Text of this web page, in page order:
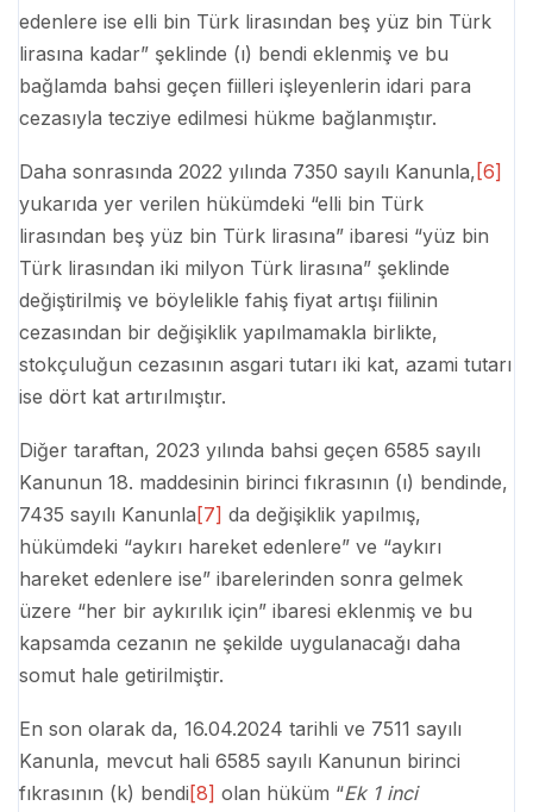
edenlere ise elli bin Türk lirasından beş yüz bin Türk
lirasına kadar” şeklinde (ı) bendi eklenmiş ve bu
bağlamda bahsi geçen fiilleri işleyenlerin idari para
cezasıyla tecziye edilmesi hükme bağlanmıştır.
Daha sonrasında 2022 yılında 7350 sayılı Kanunla, [6]
yukarıda yer verilen hükümdeki “elli bin Türk
lirasından beş yüz bin Türk lirasına” ibaresi “yüz bin
Türk lirasından iki milyon Türk lirasına” şeklinde
değiştirilmiş ve böylelikle fahiş fiyat artışı fiilinin
cezasından bir değişiklik yapılmamakla birlikte,
stokçuluğun cezasının asgari tutarı iki kat, azami tutarı
ise dört kat artırılmıştır.
Diğer taraftan, 2023 yılında bahsi geçen 6585 sayılı
Kanunun 18. maddesinin birinci fıkrasının (ı) bendinde,
7435 sayılı Kanunla [7] da değişiklik yapılmış,
hükümdeki “aykırı hareket edenlere” ve “aykırı
hareket edenlere ise” ibarelerinden sonra gelmek
üzere “her bir aykırılık için” ibaresi eklenmiş ve bu
kapsamda cezanın ne şekilde uygulanacağı daha
somut hale getirilmiştir.
En son olarak da, 16.04.2024 tarihli ve 7511 sayılı
Kanunla, mevcut hali 6585 sayılı Kanunun birinci
fıkrasının (k) bendi [8] olan hüküm “Ek 1 inci